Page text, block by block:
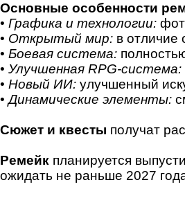
Основные особенности
• Графика и технологии:
• Открытый мир: в отличие
• Боевая система:
• Улучшенная RPG-система:
• Новый ИИ: улучшенный
•Динамические элементы:
Сюжет и квесты получат
Ремейк планируется
ожидать не раньше 2027